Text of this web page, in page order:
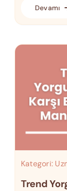
Devamı
Kategori:
Trend